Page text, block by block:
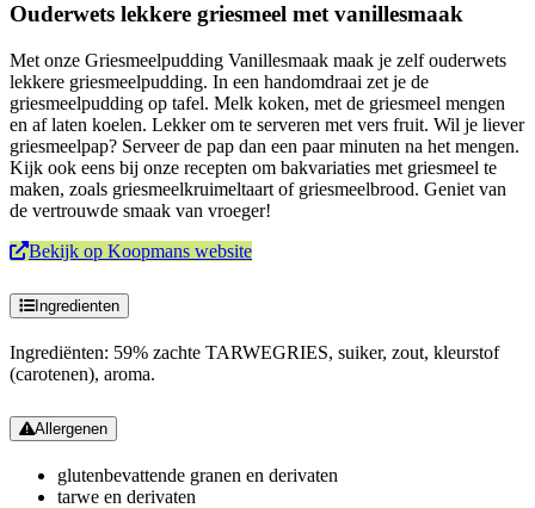
Ouderwets lekkere griesmeel met vanillesmaak
Met onze Griesmeelpudding Vanillesmaak maak je zelf ouderwets
lekkere griesmeelpudding. In een handomdraai zet je de
griesmeelpudding op tafel. Melk koken, met de griesmeel mengen
en af laten koelen. Lekker om te serveren met vers fruit. Wil je liever
griesmeelpap? Serveer de pap dan een paar minuten na het mengen.
Kijk ook eens bij onze recepten om bakvariaties met griesmeel te
maken, zoals griesmeelkruimeltaart of griesmeelbrood. Geniet van
de vertrouwde smaak van vroeger!
Bekijk op Koopmans website
Ingredienten
Ingrediënten: 59% zachte TARWEGRIES, suiker, zout, kleurstof
(carotenen), aroma.
Allergenen
glutenbevattende granen en derivaten
tarwe en derivaten